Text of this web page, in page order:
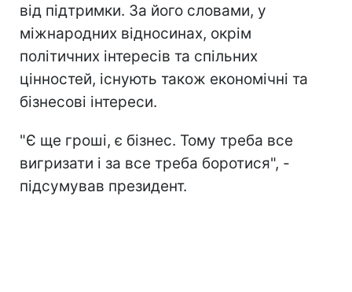
від підтримки. За його словами, у
міжнародних відносинах, окрім
політичних інтересів та спільних
цінностей, існують також економічні та
бізнесові інтереси.
"Є ще гроші, є бізнес. Тому треба все
вигризати і за все треба боротися", -
підсумував президент.